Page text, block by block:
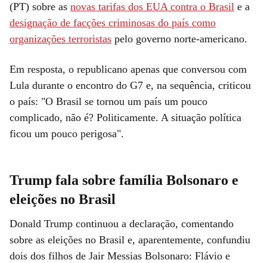
(PT) sobre as novas tarifas dos EUA contra o Brasil e a
designação de facções criminosas do país como
organizações terroristas pelo governo norte-americano.
Em resposta, o republicano apenas que conversou com
Lula durante o encontro do G7 e, na sequência, criticou
o país: "O Brasil se tornou um país um pouco
complicado, não é? Politicamente. A situação política
ficou um pouco perigosa".
Trump fala sobre família Bolsonaro e
eleições no Brasil
Donald Trump continuou a declaração, comentando
sobre as eleições no Brasil e, aparentemente, confundiu
dois dos filhos de Jair Messias Bolsonaro: Flávio e